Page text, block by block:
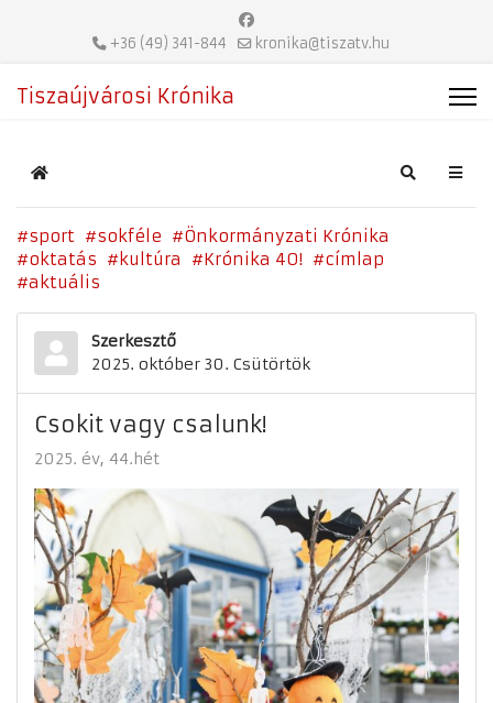
+36 (49) 341-844 kronika@tiszatv.hu
Tiszaújvárosi Krónika
Home Search
sport sokféle
Önkormányzati Krónika
oktatás
kultúra Krónika 40!
címlap
aktuális
Szerkesztő
2025. október 30. Csütörtök
Csokit vagy csalunk!
2025. év 44.hét